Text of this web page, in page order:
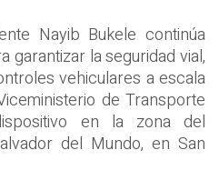
Nayib Bukele continúa
garantizar la seguridad vial,
vehiculares a escala
de Transporte
en la zona del
del Mundo, en San